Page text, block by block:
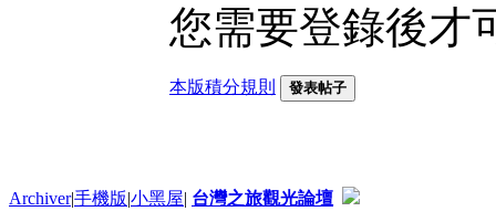
您需要登錄後才
本版積分規則 發表帖子
Archiver|手機版|小黑屋| 台灣之旅觀光論壇